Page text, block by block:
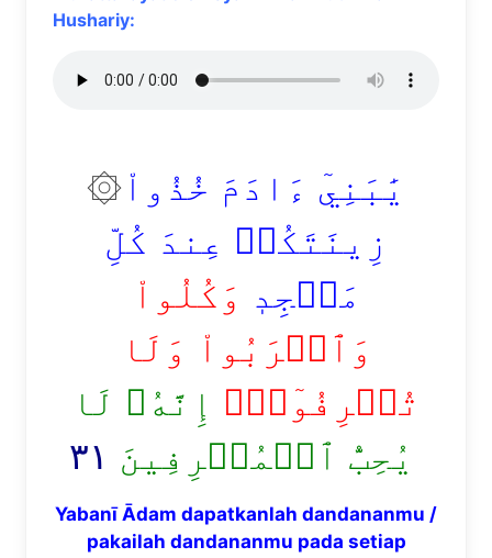
Hushariy:
۞يَٰبَنِيٓ ءَادَمَ خُذُواْ
زِينَتَكُمۡ عِندَ كُلِّ
مَسۡجِدٖ وَكُلُواْ
وَٱشۡرَبُواْ وَلَا
تُسۡرِفُوٓاْۚ إِنَّهُۥ لَا
يُحِبُّ ٱلۡمُسۡرِفِينَ ٣١
Yabanī Ādam dapatkanlah dandananmu /
pakailah dandananmu pada setiap